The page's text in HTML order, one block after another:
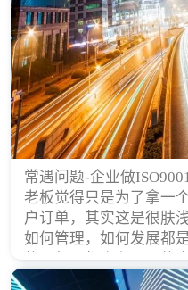
常遇问题-企业做
老板觉得只是为了拿一
户订单，其实这是很肤
如何管理，如何发展都
的，每天都会有不同的
实一个企业的合法，有